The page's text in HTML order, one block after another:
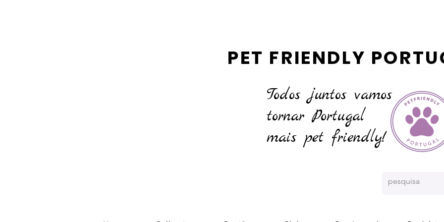
PET FRIENDLY
Todos juntos vamos
tornarPortugal
mais pet friendly!